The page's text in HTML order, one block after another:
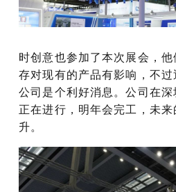
时创意也参加了本次展会，
存对现有的产品有影响，不过
公司是个利好消息。公司在
正在进行，明年会完工，未
升。